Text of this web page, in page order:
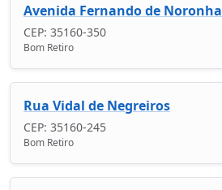
Avenida Fernando de Noronha
CEP: 35160-350
Bom Retiro
Rua Vidal de Negreiros
CEP: 35160-245
Bom Retiro